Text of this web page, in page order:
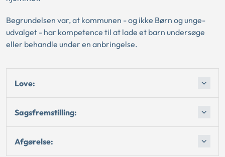
Begrundelsen var, at kommunen - og ikke Børn og unge-
udvalget - har kompetence til at lade et barn undersøge
eller behandle under en anbringelse.
Love:
Sagsfremstilling:
Afgørelse: